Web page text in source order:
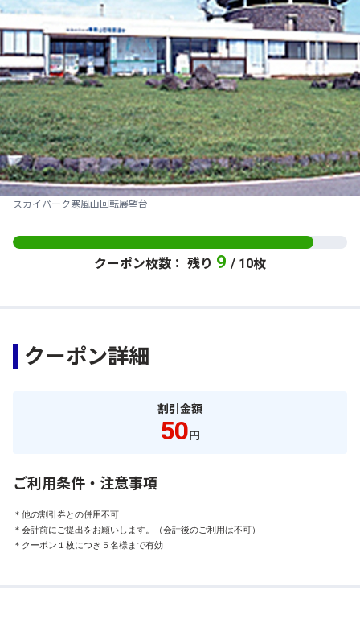
スカイパーク寒風山回転展望台
クーポン枚数： 残り 9 / 10枚
クーポン詳細
割引金額
50円
ご利用条件・注意事項
＊他の割引券との併用不可
＊会計前にご提出をお願いします。（会計後のご利用は不可）
＊クーポン１枚につき５名様まで有効